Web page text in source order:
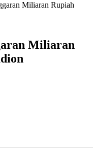
Miliaran Rupiah
Miliaran